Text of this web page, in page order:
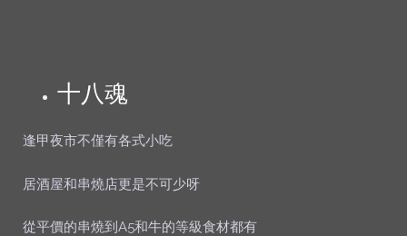
十八魂
逢甲夜市不僅有各式小吃
居酒屋和串燒店更是不可少呀
從平價的串燒到A5和牛的等級食材都有